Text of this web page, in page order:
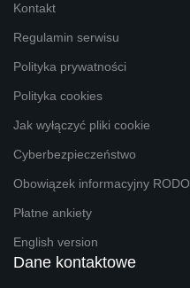
Kontakt
Regulamin serwisu
Polityka prywatności
Polityka cookies
Jak wyłączyć pliki cookie
Cyberbezpieczeństwo
Obowiązek informacyjny RODO
Płatne ankiety
English version
Dane kontaktowe